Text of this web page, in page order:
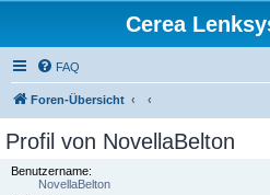
Cerea
FAQ
Foren-Übersicht
Profil von NovellaBelton
Benutzername:
NovellaBelton